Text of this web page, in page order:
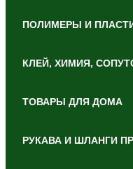
ПОЛИМЕРЫ И
КЛЕЙ, ХИМИЯ,
ТОВАРЫ ДЛЯ ДОМА
РУКАВА И ШЛАНГИ